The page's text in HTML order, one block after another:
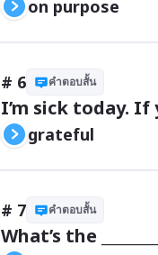
on purpose
# 6 คำตอบสั้น
I’m sick today. If
grateful
# 7 คำตอบสั้น
What’s the